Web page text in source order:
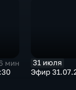
мин
31 июля
Эфир